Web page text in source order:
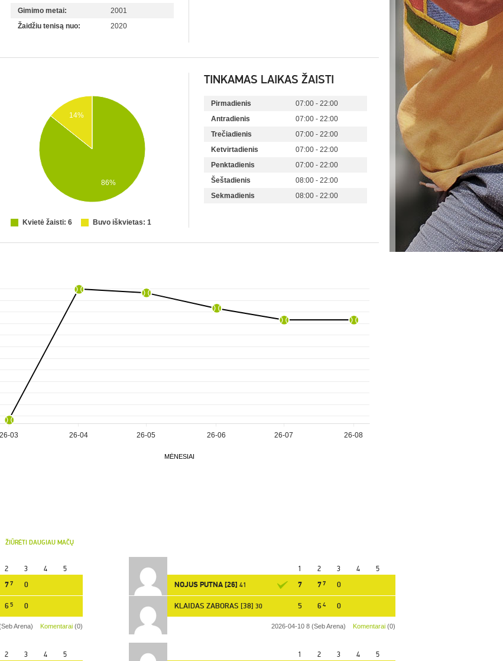
Gimimo metai:
2001
Žaidžiu tenisą nuo:
2020
86%
14%
Kvietė žaisti: 6 Buvo iškvietas: 1
TINKAMAS LAIKAS ŽAISTI
Pirmadienis
07:00 - 22:00
Antradienis
07:00 - 22:00
Trečiadienis
07:00 - 22:00
Ketvirtadienis
07:00 - 22:00
Penktadienis
07:00 - 22:00
Šeštadienis
08:00 - 22:00
Sekmadienis
08:00 - 22:00
ŽIŪRĖTI DAUGIAU MAČŲ
1 2 3 4 5
NOJUS PUTNA [26] 41 7 77 0
KLAIDAS ZABORAS [38] 30 5 64 0
2026-04-10 8 (Seb Arena) Komentarai (0)
2 3 4 5
77 0
65 0
Arena) Komentarai(0)
1 2 3 4 5
2 3 4 5